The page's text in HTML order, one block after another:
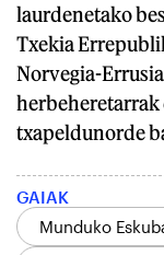
laurdenetako
Txekia
Norvegia-
txapeldunorde
GAIAK
Munduko